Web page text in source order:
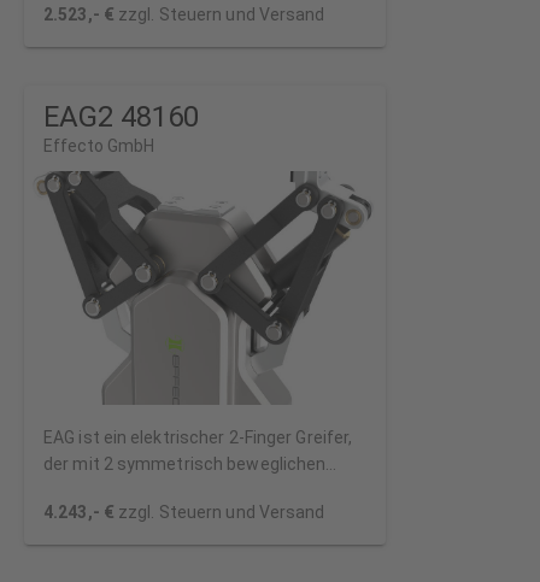
2.523,- € zzgl. Steuern und Versand
EAG2 48160
Effecto GmbH
EAG ist ein elektrischer 2-Finger Greifer,
der mit 2 symmetrisch beweglichen
4.243,- € zzgl. Steuern und Versand